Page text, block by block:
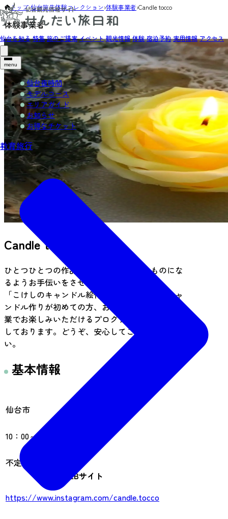
仙台を知る 特集 旅のご提案 イベント 観光情報 体験 宿泊予約 実用情報 アクセス
menu
仙台夜時間
モデルコース
エリアガイド
お知らせ
お得なチケット
教育旅行
トップ›仙台旅先体験コレクション›体験事業者›Candle tocco
体験事業者
Candle tocco
ひとつひとつの作品がとくべつに可愛いものにな
るようお手伝いをさせていただきます。
「こけしのキャンドル絵付体験」をはじめ、キャ
ンドル作りが初めての方、お子さまにも簡単な作
業でお楽しみいただけるプログラムをご用意いた
しております。どうぞ、安心してご参加くださ
い。
基本情報
住所
仙台市
10：00～16：00
不定休
WEBサイト
https://www.instagram.com/candle.tocco